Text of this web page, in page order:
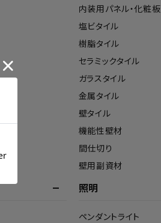
内装用パネル・化粧板
塩ビタイル
樹脂タイル
セラミックタイル
ガラスタイル
金属タイル
壁タイル
機能性壁材
間仕切り
壁用副資材
照明
ペンダントライト